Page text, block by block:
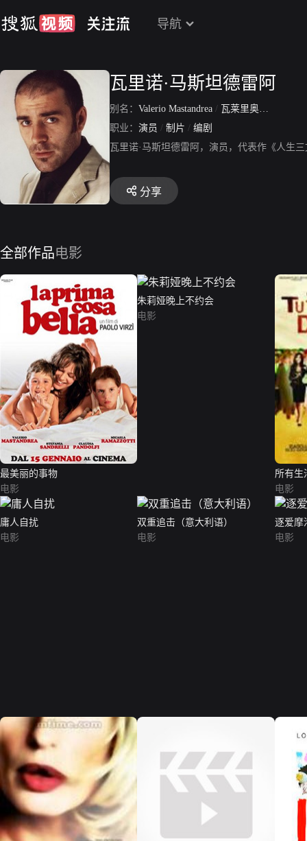
导航
瓦里诺·马斯坦德雷阿
别名： Valerio Mastandrea / 瓦莱里奥·马斯坦德雷阿
职业： 演员 / 制片 / 编剧
瓦里诺·马斯坦德雷阿，演员，代表作《人生
分享
全部作品电影
最美丽的事物
电影
朱莉娅晚上不约会
电影
所有生
电影
庸人自扰
电影
双重追击（意大利语）
电影
逐爱摩
电影